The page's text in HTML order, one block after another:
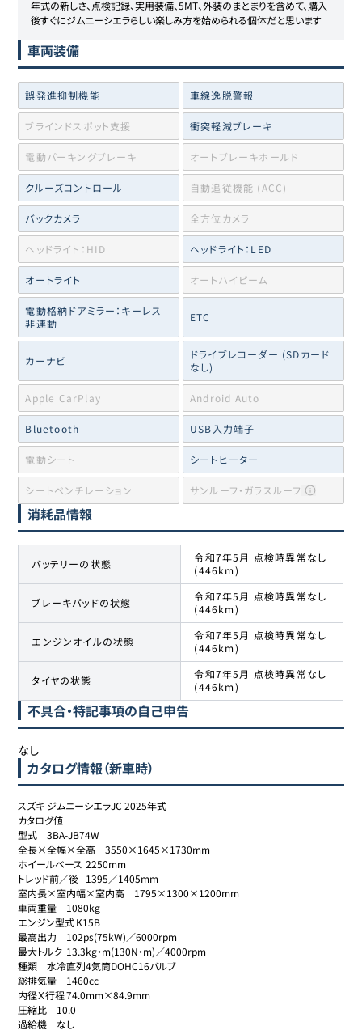
年式の新しさ、点検記録、実用装備、5MT、外装のまとまりを含めて、購入
車両装備
誤発進抑制機能 車線逸脱警報
ブラインドスポット支援 衝突軽減ブレーキ
電動パーキングブレーキ オートブレーキホールド
クルーズコントロール 自動追従機能 (ACC)
バックカメラ 全方位カメラ
ヘッドライト：HID ヘッドライト：LED
オートライト オートハイビーム
電動格納ドアミラー：キーレス
非連動
ETC
カーナビ
ドライブレコーダー (SDカード
なし)
Apple CarPlay Android Auto
Bluetooth USB入力端子
電動シート シートヒーター
シートベンチレーション サンルーフ・ガラスルーフ
消耗品情報
バッテリーの状態
令和7年5月 点検時異常なし
(446km)
ブレーキパッドの状態
令和7年5月 点検時異常なし
(446km)
エンジンオイルの状態
令和7年5月 点検時異常なし
(446km)
タイヤの状態
令和7年5月 点検時異常なし
(446km)
不具合・特記事項の自己申告
なし
カタログ情報（新車時）
スズキ ジムニーシエラJC 2025年式
カタログ値
型式	3BA-JB74W
全長×全幅×全高	3550×1645×1730mm
ホイールベース	2250mm
トレッド前／後	1395／1405mm
室内長×室内幅×室内高	1795×1300×1200mm
車両重量	1080kg
エンジン型式	K15B
最高出力	102ps(75kW)／6000rpm
最大トルク	13.3kg・m(130N・m)／4000rpm
種類	水冷直列4気筒DOHC16バルブ
総排気量	1460cc
内径Ｘ行程	74.0mm×84.9mm
圧縮比	10.0
過給機	なし